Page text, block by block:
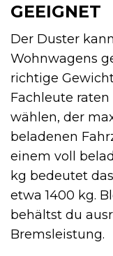
GEEIGNET
Der Duster
Wohnwagens
richtige
Fachleute
wählen, der
beladenen
einem voll
kg bedeutet
etwa 1400 kg.
behältst du
Bremsleistung.